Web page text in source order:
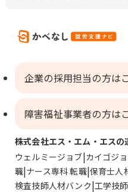
企業の採用担当の方は
障害福祉事業者の方は
株式会社エス・エム・エスの
ウェルミージョブ カイゴジ
職 ナース専科 転職 保育士人
検査技師人材バンク 工学技